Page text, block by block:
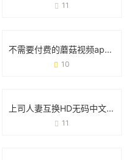
11
不需要付费的蘑菇视频app：如何用一款免费工具解锁你的观影自由
10
上司人妻互换HD无码中文字幕：一场争议背后的社会观察与影视现象
11